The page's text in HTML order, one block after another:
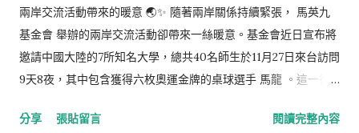
疑是難以承受的悲痛。 根據警方提供的信息，男童在斑馬線前曾
經短暫停下，但隨後又再次起步，恰好這時湯姓騎士接近，無法
煞車就將男童撞飛，接著傅姓駕駛者也因為來不及反應而輾過男
童。這一系列的連鎖反應，使得男童受了重傷，雖然送醫搶救，
罪 函送，案件仍在調查中。 此外，台中的校方也對事件非常關
兩岸交流活動帶來的暖意 🌏✨ 隨著兩岸關係持續緊張， 馬英九
基金會 舉辦的兩岸交流活動卻帶來一絲暖意。基金會近日宣布將
邀請中國大陸的7所知名大學，總共40名師生於11月27日來台訪問
9天8夜，其中包含獲得六枚奧運金牌的桌球選手 馬龍 。這一行
會主委邱垂正在今日的回應中證實，基金會已正式提交入台申
分享 張貼留言 閱讀完整內容